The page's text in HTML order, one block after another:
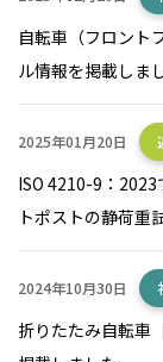
自転車（フロント
ル情報を掲載しま
2025年01月20日
ISO 4210-9：
トポストの静荷重
2024年10月30日
折りたたみ自転車